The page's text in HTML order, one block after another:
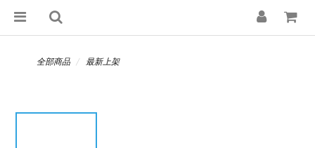
全部商品 最新上架